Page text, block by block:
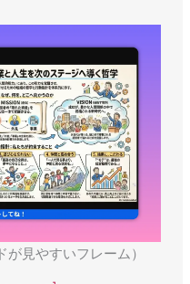
が見やすいフレーム）